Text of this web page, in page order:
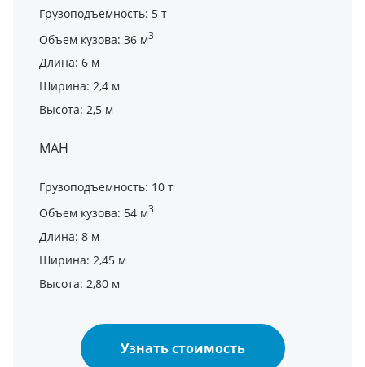
Грузоподъемность: 5 т
Объем кузова: 36 м3
Длина: 6 м
Ширина: 2,4 м
Высота: 2,5 м
МАН
Грузоподъемность: 10 т
Объем кузова: 54 м3
Длина: 8 м
Ширина: 2,45 м
Высота: 2,80 м
Узнать стоимость